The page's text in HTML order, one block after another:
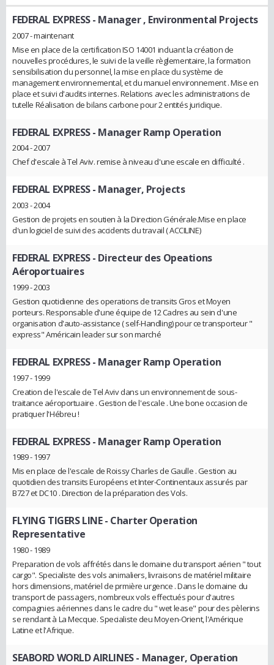
FEDERAL EXPRESS- Manager , Environmental Projects
2007 - maintenant
Mise en place de la certification ISO 14001 incluant la création de
nouvelles procédures, le suivi de la veille règlementaire, la formation
sensibilisation du personnel, la mise en place du système de
management environnemental, et du manuel environnement . Mise en
place et suivi d'audits internes. Relations avec les administrations de
tutelle Réalisation de bilans carbone pour 2 entités juridique.
FEDERAL EXPRESS- Manager Ramp Operation
2004 - 2007
Chef d'escale à Tel Aviv. remise à niveau d'une escale en difficulté .
FEDERAL EXPRESS- Manager, Projects
2003 - 2004
Gestion de projets en soutien à la Direction Générale.Mise en place
d'un logiciel de suivi des accidents du travail ( ACCILINE)
FEDERAL EXPRESS- Directeur des Opeations
Aéroportuaires
1999 - 2003
Gestion quotidienne des operations de transits Gros et Moyen
porteurs. Responsable d'une équipe de 12 Cadres au sein d'une
organisation d'auto-assistance ( self-Handling) pour ce transporteur "
express" Américain leader sur son marché
FEDERAL EXPRESS- Manager Ramp Operation
1997 - 1999
Creation de l'escale de Tel Aviv dans un environnement de sous-
traitance aéroportuaire . Gestion de l'escale . Une bone occasion de
pratiquer l'Hébreu !
FEDERAL EXPRESS- Manager Ramp Operation
1989 - 1997
Mis en place de l'escale de Roissy Charles de Gaulle . Gestion au
quotidien des transits Européens et Inter-Continentaux assurés par
B727 et DC10 . Direction de la préparation des Vols.
FLYING TIGERS LINE- Charter Operation
Representative
1980 - 1989
Preparation de vols affrétés dans le domaine du transport aérien " tout
cargo". Specialiste des vols animaliers, livraisons de matériel militaire
hors dimensions, matériel de prmière urgence . Dans le domaine du
transport de passagers, nombreux vols effectués pour d'autres
compagnies aériennes dans le cadre du " wet lease" pour des pèlerins
se rendant à La Mecque. Specialiste deu Moyen-Orient, l'Amérique
Latine et l'Afrique.
SEABORD WORLD AIRLINES- Manager, Operation